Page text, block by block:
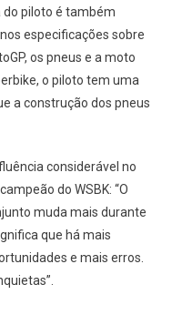
do piloto é também
especificações sobre
os pneus e a moto
o piloto tem uma
a construção dos pneus
considerável no
do WSBK: “O
muda mais durante
que há mais
e mais erros.